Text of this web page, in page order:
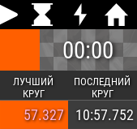
00:00
ЛУЧШИЙ
КРУГ
ПОСЛЕДНИЙ
КРУГ
57.327
10:57.752